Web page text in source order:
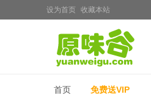
设为首页 收藏本站
首页 免费送VIP